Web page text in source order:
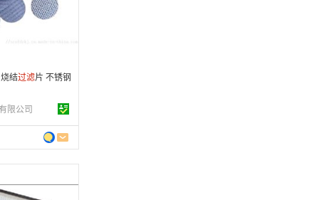
烧结过滤片 不锈钢
限公司